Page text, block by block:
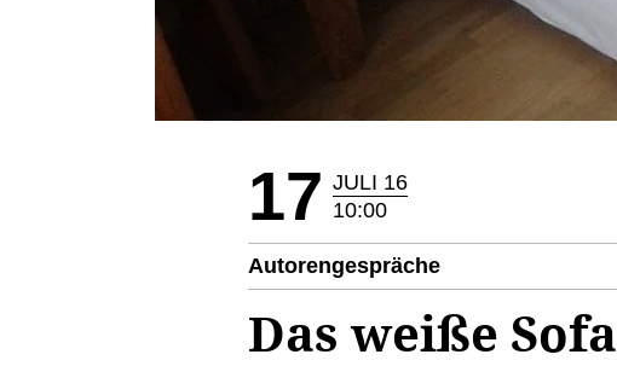
17 JULI 16
10:00
Autorengespräche
Das weiße Sofa